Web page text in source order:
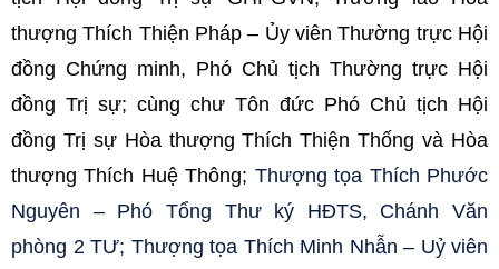
thượng Thích Thiện Pháp – Ủy viên Thường trực Hội
đồng Chứng minh, Phó Chủ tịch Thường trực Hội
đồng Trị sự; cùng chư Tôn đức Phó Chủ tịch Hội
đồng Trị sự Hòa thượng Thích Thiện Thống và Hòa
thượng Thích Huệ Thông; Thượng tọa Thích Phước
Nguyên – Phó Tổng Thư ký HĐTS, Chánh Văn
phòng 2 TƯ; Thượng tọa Thích Minh Nhẫn – Uỷ viên